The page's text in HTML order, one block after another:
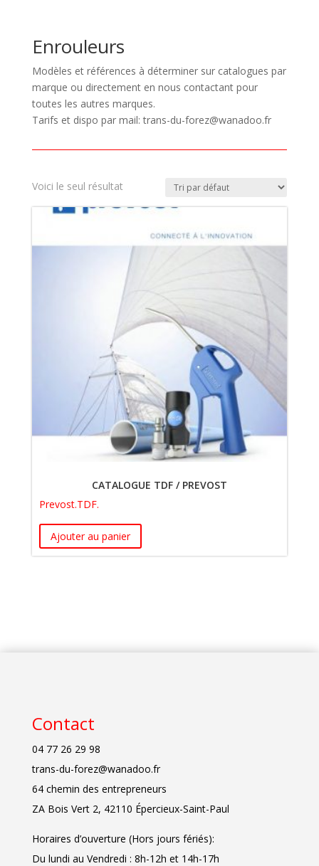
Enrouleurs
Modèles et références à déterminer sur catalogues par
marque ou directement en nous contactant pour
toutes les autres marques.
Tarifs et dispo par mail: trans-du-forez@wanadoo.fr
Voici le seul résultat
CATALOGUE TDF / PREVOST
Prevost.TDF.
Ajouter au panier
Contact
04 77 26 29 98
trans-du-forez@wanadoo.fr
64 chemin des entrepreneurs
ZA Bois Vert 2, 42110 Épercieux-Saint-Paul
Horaires d’ouverture (Hors jours fériés):
Du lundi au Vendredi : 8h-12h et 14h-17h